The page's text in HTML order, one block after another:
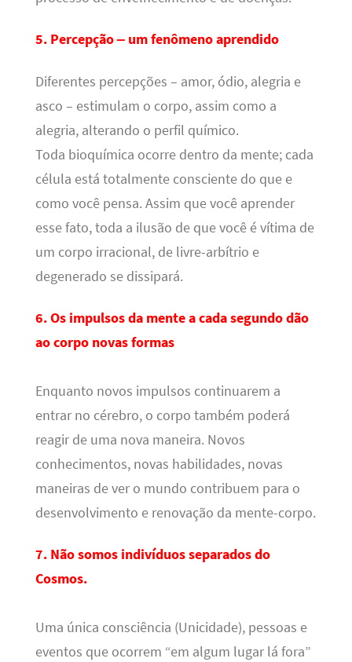
5. Percepção – um fenômeno aprendido
Diferentes percepções – amor, ódio, alegria e
asco – estimulam o corpo, assim como a
alegria, alterando o perfil químico.
Toda bioquímica ocorre dentro da mente; cada
célula está totalmente consciente do que e
como você pensa. Assim que você aprender
esse fato, toda a ilusão de que você é vítima de
um corpo irracional, de livre-arbítrio e
degenerado se dissipará.
6. Os impulsos da mente a cada segundo dão
ao corpo novas formas
Enquanto novos impulsos continuarem a
entrar no cérebro, o corpo também poderá
reagir de uma nova maneira. Novos
conhecimentos, novas habilidades, novas
maneiras de ver o mundo contribuem para o
desenvolvimento e renovação da mente-corpo.
7. Não somos indivíduos separados do
Cosmos.
Uma única consciência (Unicidade), pessoas e
eventos que ocorrem “em algum lugar lá fora”